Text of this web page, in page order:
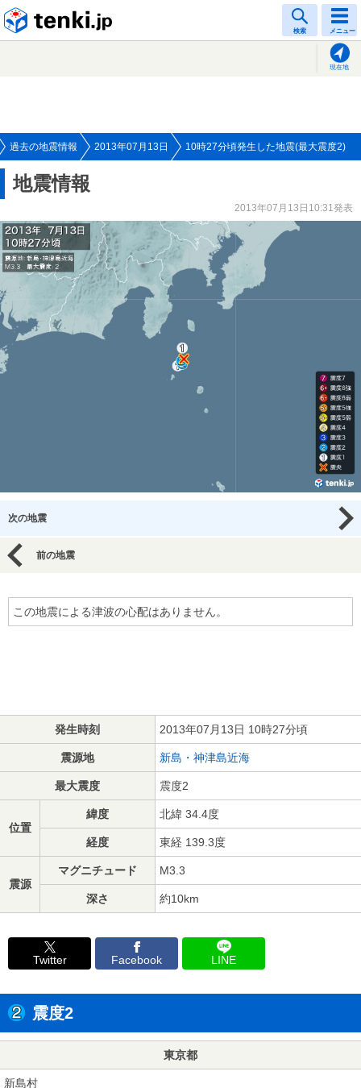
検索 メニュー
現在地
過去の地震情報 2013年07月13日 10時27分頃発生した地震(最大震度2)
地震情報
2013年07月13日10:31発表
次の地震
前の地震
この地震による津波の心配はありません。
発生時刻 2013年07月13日 10時27分頃
震源地 新島・神津島近海
最大震度 震度2
位置
緯度 北緯 34.4度
経度 東経 139.3度
震源
マグニチュード M3.3
深さ 約10km
Twitter Facebook LINE
震度2
東京都
新島村